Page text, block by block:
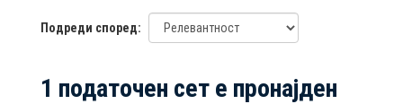
Подреди според
1 податочен сет е пронајден